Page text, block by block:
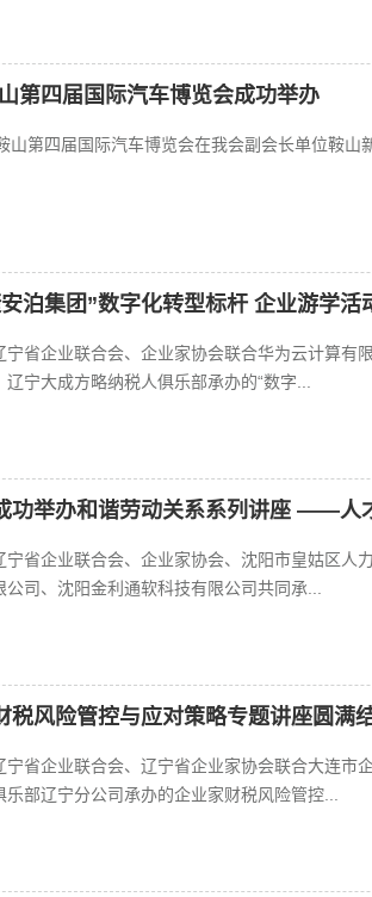
山第四届国际汽车博览会成功举办
山第四届国际汽车博览会在我会副会长单位鞍山
安泊集团”数字化转型标杆 企业游学活
省企业联合会、企业家协会联合华为云计算有
宁大成方略纳税人俱乐部承办的“数字...
功举办和谐劳动关系系列讲座 ——人
省企业联合会、企业家协会、沈阳市皇姑区人
公司、沈阳金利通软科技有限公司共同承...
税风险管控与应对策略专题讲座圆满
省企业联合会、辽宁省企业家协会联合大连市
部辽宁分公司承办的企业家财税风险管控...